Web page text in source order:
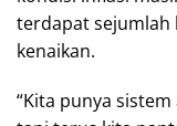
terdapat sejumlah
kenaikan.
“Kita punya